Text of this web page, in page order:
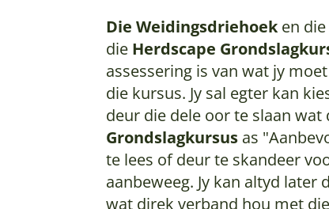
Die Weidingsdriehoeken die
die Herdscape
assessering is van wat jy
die kursus. Jy sal egter kan
deur die dele oor te slaan wat
Grondslagkursus as
te lees of deur te skandeer
aanbeweeg. Jy kan altyd later
wat direk verband hou met